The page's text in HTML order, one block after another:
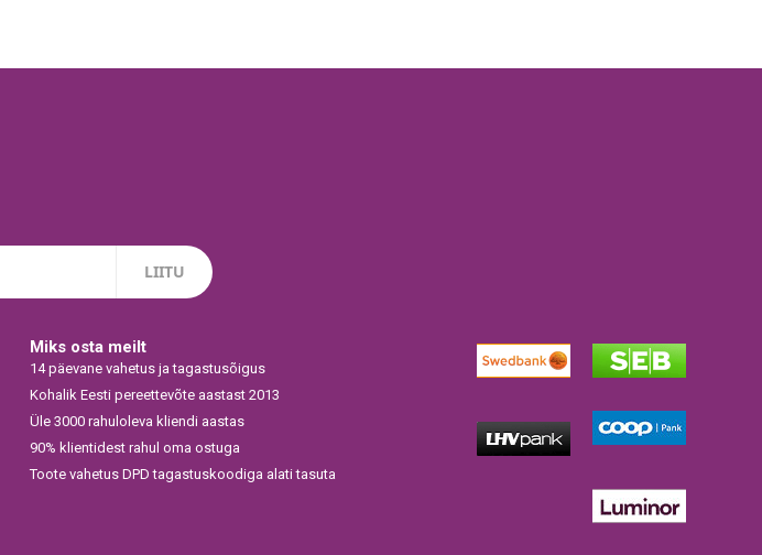
Miks osta meilt
14 päevane vahetus ja tagastusõigus
Kohalik Eesti pereettevõte aastast 2013
Üle 3000 rahuloleva kliendi aastas
90% klientidest rahul oma ostuga
Toote vahetus DPD tagastuskoodiga alati tasuta